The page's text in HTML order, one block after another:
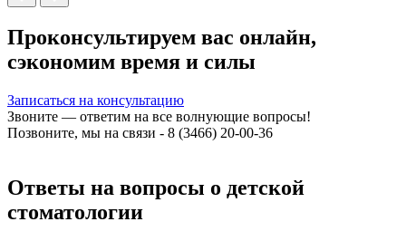
Проконсультируем вас онлайн,
сэкономим время и силы
Записаться на консультацию
Звоните — ответим на все волнующие вопросы!
Позвоните, мы на связи - 8 (3466) 20-00-36
Ответы на вопросы о детской
стоматологии